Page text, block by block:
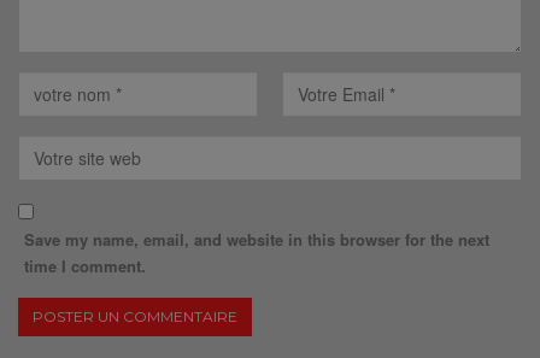
Save my name, email, and website in this browser for the next
time I comment.